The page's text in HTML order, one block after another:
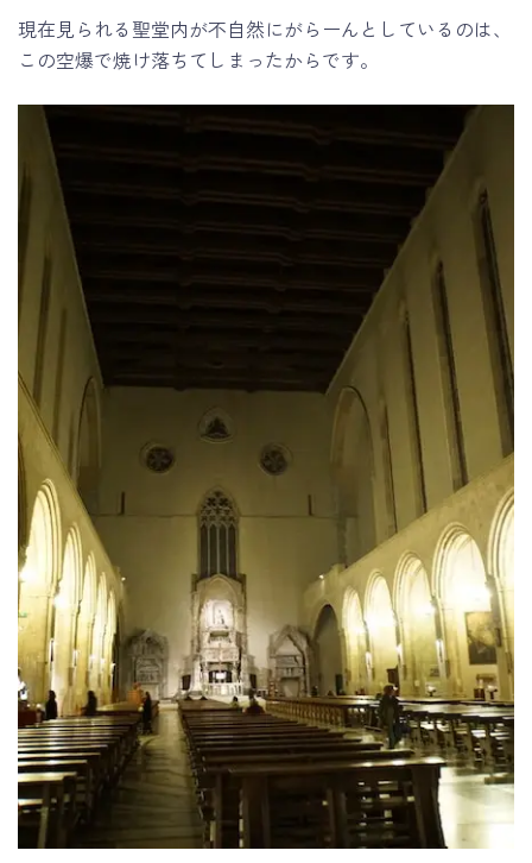
現在見られる聖堂内が不自然にがらーんとしているのは、
この空爆で焼け落ちてしまったからです。